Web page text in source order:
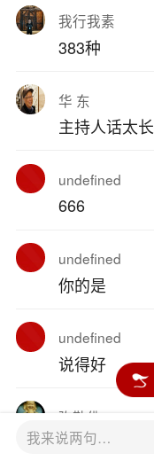
我行我素
383种
华 东
主持人话太长
undefined
666
undefined
你的是
undefined
说得好
弥勒佛
8
我来说两句…